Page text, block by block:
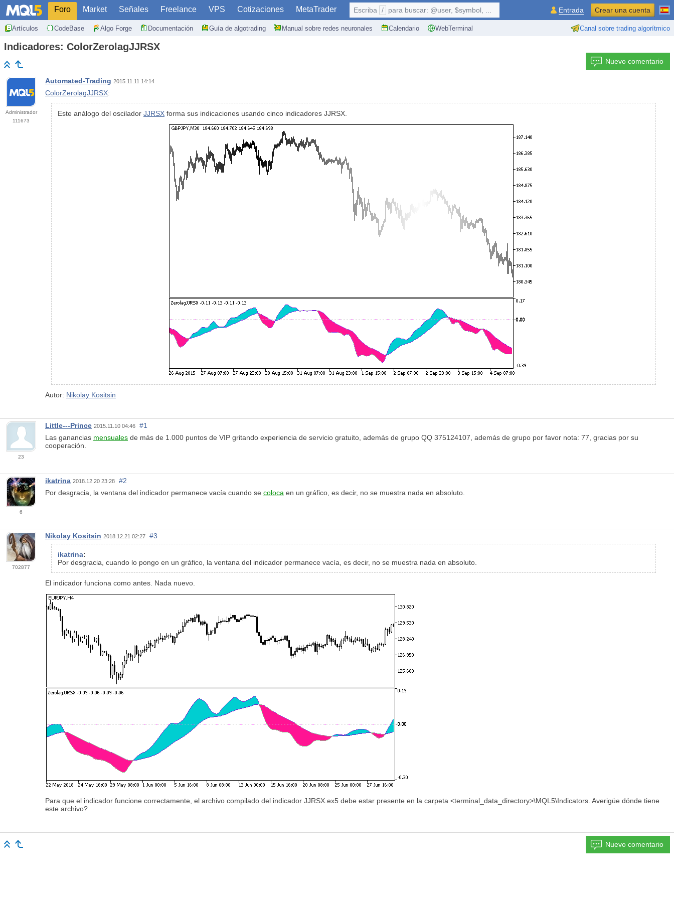
Foro Market Señales Freelance VPS Cotizaciones MetaTrader
Artículos CodeBase Algo Forge Documentación Guía de algotrading Manual sobre redes neuronales Calendario WebTerminal Canal sobre trading algorítmico
Escriba / para buscar: @user, $symbol, ... Entrada Crear una cuenta
Indicadores: ColorZerolagJJRSX
Nuevo comentario
Administrador
111673
Automated-Trading 2015.11.11 14:14
ColorZerolagJJRSX:
Este análogo del oscilador JJRSX forma sus indicaciones usando cinco indicadores JJRSX.
Autor: Nikolay Kositsin
23
Little---Prince 2015.11.10 04:46
#1
Las ganancias mensuales de más de 1.000 puntos de VIP gritando experiencia de servicio gratuito, además de grupo QQ 375124107, además de grupo por favor nota: 77, gracias por su
cooperación.
6
ikatrina 2018.12.20 23:28
#2
Por desgracia, la ventana del indicador permanece vacía cuando se coloca en un gráfico, es decir, no se muestra nada en absoluto.
702877
Nikolay Kositsin 2018.12.21 02:27 #3
ikatrina:
Por desgracia, cuando lo pongo en un gráfico, la ventana del indicador permanece vacía, es decir, no se muestra nada en absoluto.
El indicador funciona como antes. Nada nuevo.
Para que el indicador funcione correctamente, el archivo compilado del indicador JJRSX.ex5 debe estar presente en la carpeta <terminal_data_directory>\MQL5\Indicators. Averigüe dónde tiene
este archivo?
Nuevo comentario